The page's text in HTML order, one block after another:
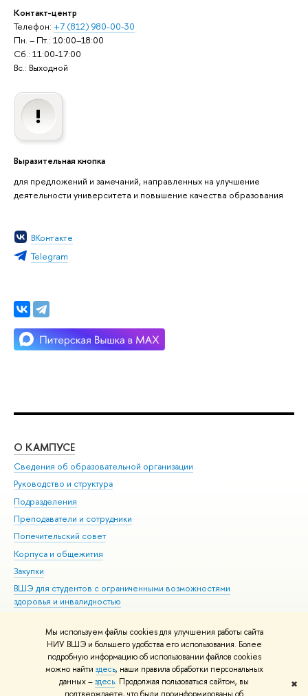
Мы используем файлы cookies для улучшения работы сайта
НИУ ВШЭ и большего удобства его использования. Более
подробную информацию об использовании файлов cookies
можно найти здесь, наши правила обработки персональных
данных –здесь. Продолжая пользоваться сайтом, вы
✖
Контакт-центр
Телефон: +7 (812) 980-00-30
Пн. – Пт.: 10:00–18:00
Сб.: 11:00-17:00
Вс.: Выходной
Выразительная кнопка
для предложений и замечаний, направленных на улучшение
деятельности университета и повышение качества образования
ВКонтакте
Telegram
О КАМПУСЕ
Сведения об образовательной организации
Руководство и структура
Подразделения
Преподаватели и сотрудники
Попечительский совет
Корпуса и общежития
Закупки
ВШЭ для студентов с ограниченными возможностями
здоровья и инвалидностью
Единая платежная страница